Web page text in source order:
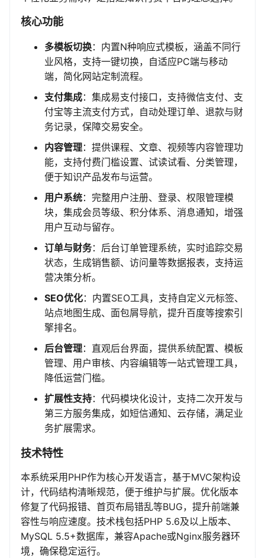
核心功能
多模板切换：内置N种响应式模板，涵盖不同行
业风格，支持一键切换，自适应PC端与移动
端，简化网站定制流程。
支付集成：集成易支付接口，支持微信支付、支
付宝等主流支付方式，自动处理订单、退款与财
务记录，保障交易安全。
内容管理：提供课程、文章、视频等内容管理功
能，支持付费门槛设置、试读试看、分类管理，
便于知识产品发布与运营。
用户系统：完整用户注册、登录、权限管理模
块，集成会员等级、积分体系、消息通知，增强
用户互动与留存。
订单与财务：后台订单管理系统，实时追踪交易
状态，生成销售额、访问量等数据报表，支持运
营决策分析。
SEO优化：内置SEO工具，支持自定义元标签、
站点地图生成、面包屑导航，提升百度等搜索引
擎排名。
后台管理：直观后台界面，提供系统配置、模板
管理、用户审核、内容编辑等一站式管理工具，
降低运营门槛。
扩展性支持：代码模块化设计，支持二次开发与
第三方服务集成，如短信通知、云存储，满足业
务扩展需求。
技术特性
本系统采用PHP作为核心开发语言，基于MVC架构设
计，代码结构清晰规范，便于维护与扩展。优化版本
修复了代码报错、首页布局错乱等BUG，提升前端兼
容性与响应速度。技术栈包括PHP 5.6及以上版本、
MySQL 5.5+数据库，兼容Apache或Nginx服务器环
境，确保稳定运行。